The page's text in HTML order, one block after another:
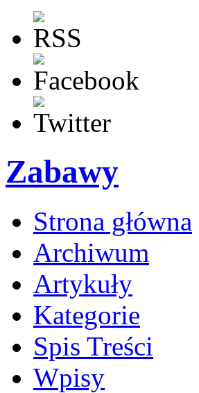
Zabawy
Strona główna
Archiwum
Artykuły
Kategorie
Spis Treści
Wpisy